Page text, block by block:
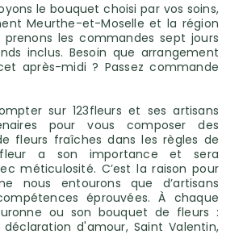
le bouquet choisi par vos soins,
Meurthe-et-Moselle et la région
prenons les commandes sept jours
inclus. Besoin que arrangement
après-midi ? Passez commande
sur 123fleurs et ses artisans
pour vous composer des
fleurs fraîches dans les règles de
fleur a son importance et sera
méticulosité. C’est la raison pour
nous entourons que d’artisans
éprouvées. À chaque
ou son bouquet de fleurs :
d'amour, Saint Valentin,